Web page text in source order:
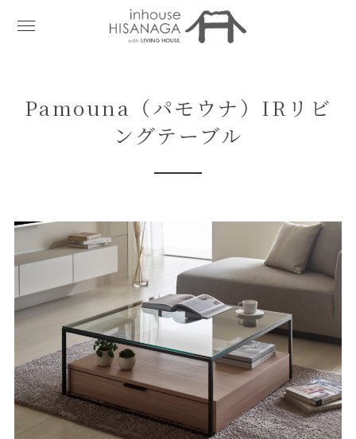
Pamouna（パモウナ）IRリビ
ングテーブル